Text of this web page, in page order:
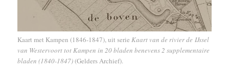
Kaart met Kampen (1846-1847), uit serieKaart van de rivier de IJssel
van Westervoort tot Kampen in 20 bladen benevens 2 supplementaire
bladen (1840-1847)(Gelders Archief).